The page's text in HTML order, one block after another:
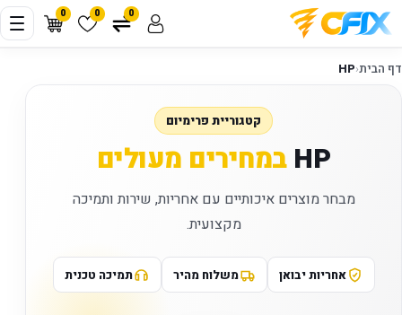
0 0 0
דף הבית‹
HP
קטגוריית פרימיום
HP במחירים מעולים
מבחר מוצרים איכותיים עם אחריות, שירות ותמיכה
מקצועית.
אחריות יבואן משלוח מהיר תמיכה טכנית